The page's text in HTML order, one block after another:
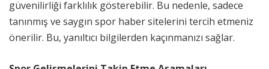
güvenilirliği farklılık gösterebilir. Bu nedenle, sadece
tanınmış ve saygın spor haber sitelerini tercih etmeniz
önerilir. Bu, yanıltıcı bilgilerden kaçınmanızı sağlar.